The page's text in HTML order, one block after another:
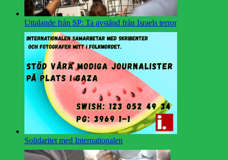
Uttalande från SP: Ta avstånd från Israels terror
Solidaritet med Internationalen